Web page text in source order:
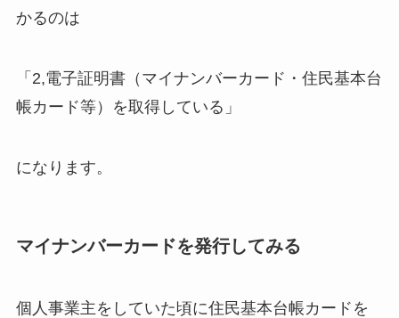
かるのは
「2,電子証明書（マイナンバーカード・住民基本台
帳カード等）を取得している」
になります。
マイナンバーカードを発行してみる
個人事業主をしていた頃に住民基本台帳カードを